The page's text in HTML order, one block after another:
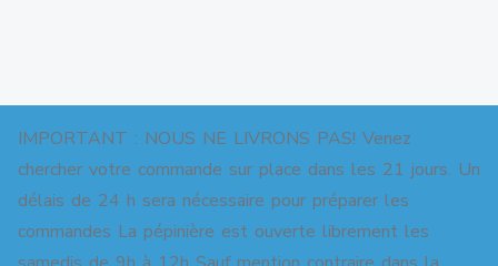
IMPORTANT : NOUS NE LIVRONS PAS! Venez
chercher votre commande sur place dans les 21 jours. Un
délais de 24 h sera nécessaire pour préparer les
commandes La pépinière est ouverte librement les
Copyright © 2026 Pépinière pour jardins-forêts. All